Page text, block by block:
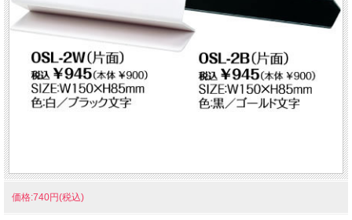
価格:740円(税込)